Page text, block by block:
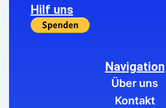
Hilf uns
Navigation
Über uns
Kontakt